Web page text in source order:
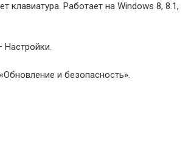
клавиатура. Работает на Windows 8, 8.1,
Настройки.
и безопасность».